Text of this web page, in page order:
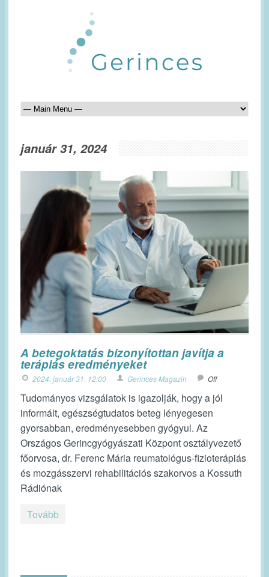
január 31, 2024
A betegoktatás bizonyítottan javítja a
terápiás eredményeket
2024. január 31. 12:00 Gerinces Magazin Off
Tudományos vizsgálatok is igazolják, hogy a jól
informált, egészségtudatos beteg lényegesen
gyorsabban, eredményesebben gyógyul. Az
Országos Gerincgyógyászati Központ osztályvezető
főorvosa, dr. Ferenc Mária reumatológus-fizioterápiás
és mozgásszervi rehabilitációs szakorvos a Kossuth
Rádiónak
Tovább